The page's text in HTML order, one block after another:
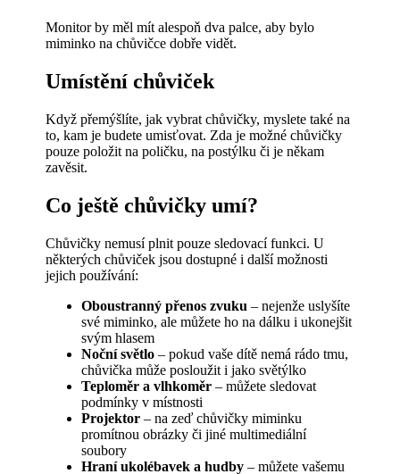
Monitor by měl mít alespoň dva palce, aby bylo
miminko na chůvičce dobře vidět.
Umístění chůviček
Když přemýšlíte, jak vybrat chůvičky, myslete také na
to, kam je budete umisťovat. Zda je možné chůvičky
pouze položit na poličku, na postýlku či je někam
zavěsit.
Co ještě chůvičky umí?
Chůvičky nemusí plnit pouze sledovací funkci. U
některých chůviček jsou dostupné i další možnosti
jejich používání:
Oboustranný přenos zvuku – nejenže uslyšíte
své miminko, ale můžete ho na dálku i ukonejšit
svým hlasem
Noční světlo – pokud vaše dítě nemá rádo tmu,
chůvička může posloužit i jako světýlko
Teploměr a vlhkoměr – můžete sledovat
podmínky v místnosti
Projektor – na zeď chůvičky miminku
promítnou obrázky či jiné multimediální
soubory
Hraní ukolébavek a hudby– můžete vašemu